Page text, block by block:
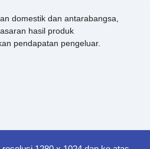
domestik dan antarabangsa,
hasil produk
pendapatan pengeluar.